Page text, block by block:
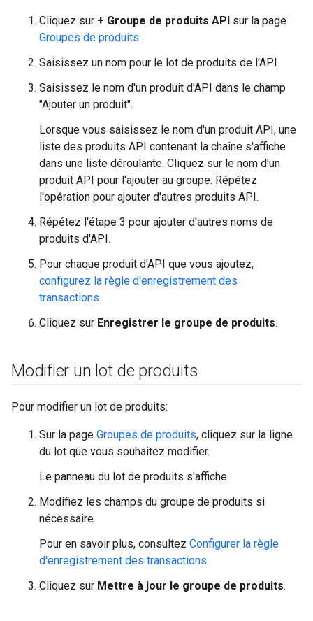
Cliquez sur + Groupe de produits API sur la page
Groupes de produits.
Saisissez un nom pour le lot de produits de l'API.
Saisissez le nom d'un produit d'API dans le champ
"Ajouter un produit".
Lorsque vous saisissez le nom d'un produit API, une
liste des produits API contenant la chaîne s'affiche
dans une liste déroulante. Cliquez sur le nom d'un
produit API pour l'ajouter au groupe. Répétez
l'opération pour ajouter d'autres produits API.
Répétez l'étape 3 pour ajouter d'autres noms de
produits d'API.
Pour chaque produit d'API que vous ajoutez,
configurez la règle d'enregistrement des
transactions.
Cliquez sur Enregistrer le groupe de produits.
Modifier un lot de produits
Pour modifier un lot de produits:
Sur la page Groupes de produits, cliquez sur la ligne
du lot que vous souhaitez modifier.
Le panneau du lot de produits s'affiche.
Modifiez les champs du groupe de produits si
nécessaire.
Pour en savoir plus, consultez Configurer la règle
d'enregistrement des transactions.
Cliquez sur Mettre à jour le groupe de produits.